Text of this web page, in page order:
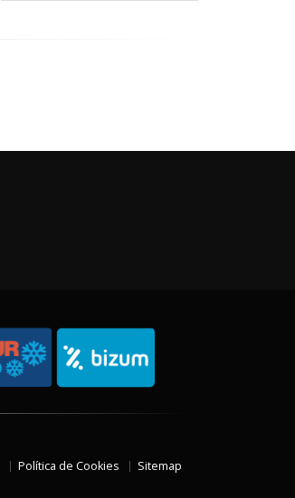
Política de Cookies Sitemap